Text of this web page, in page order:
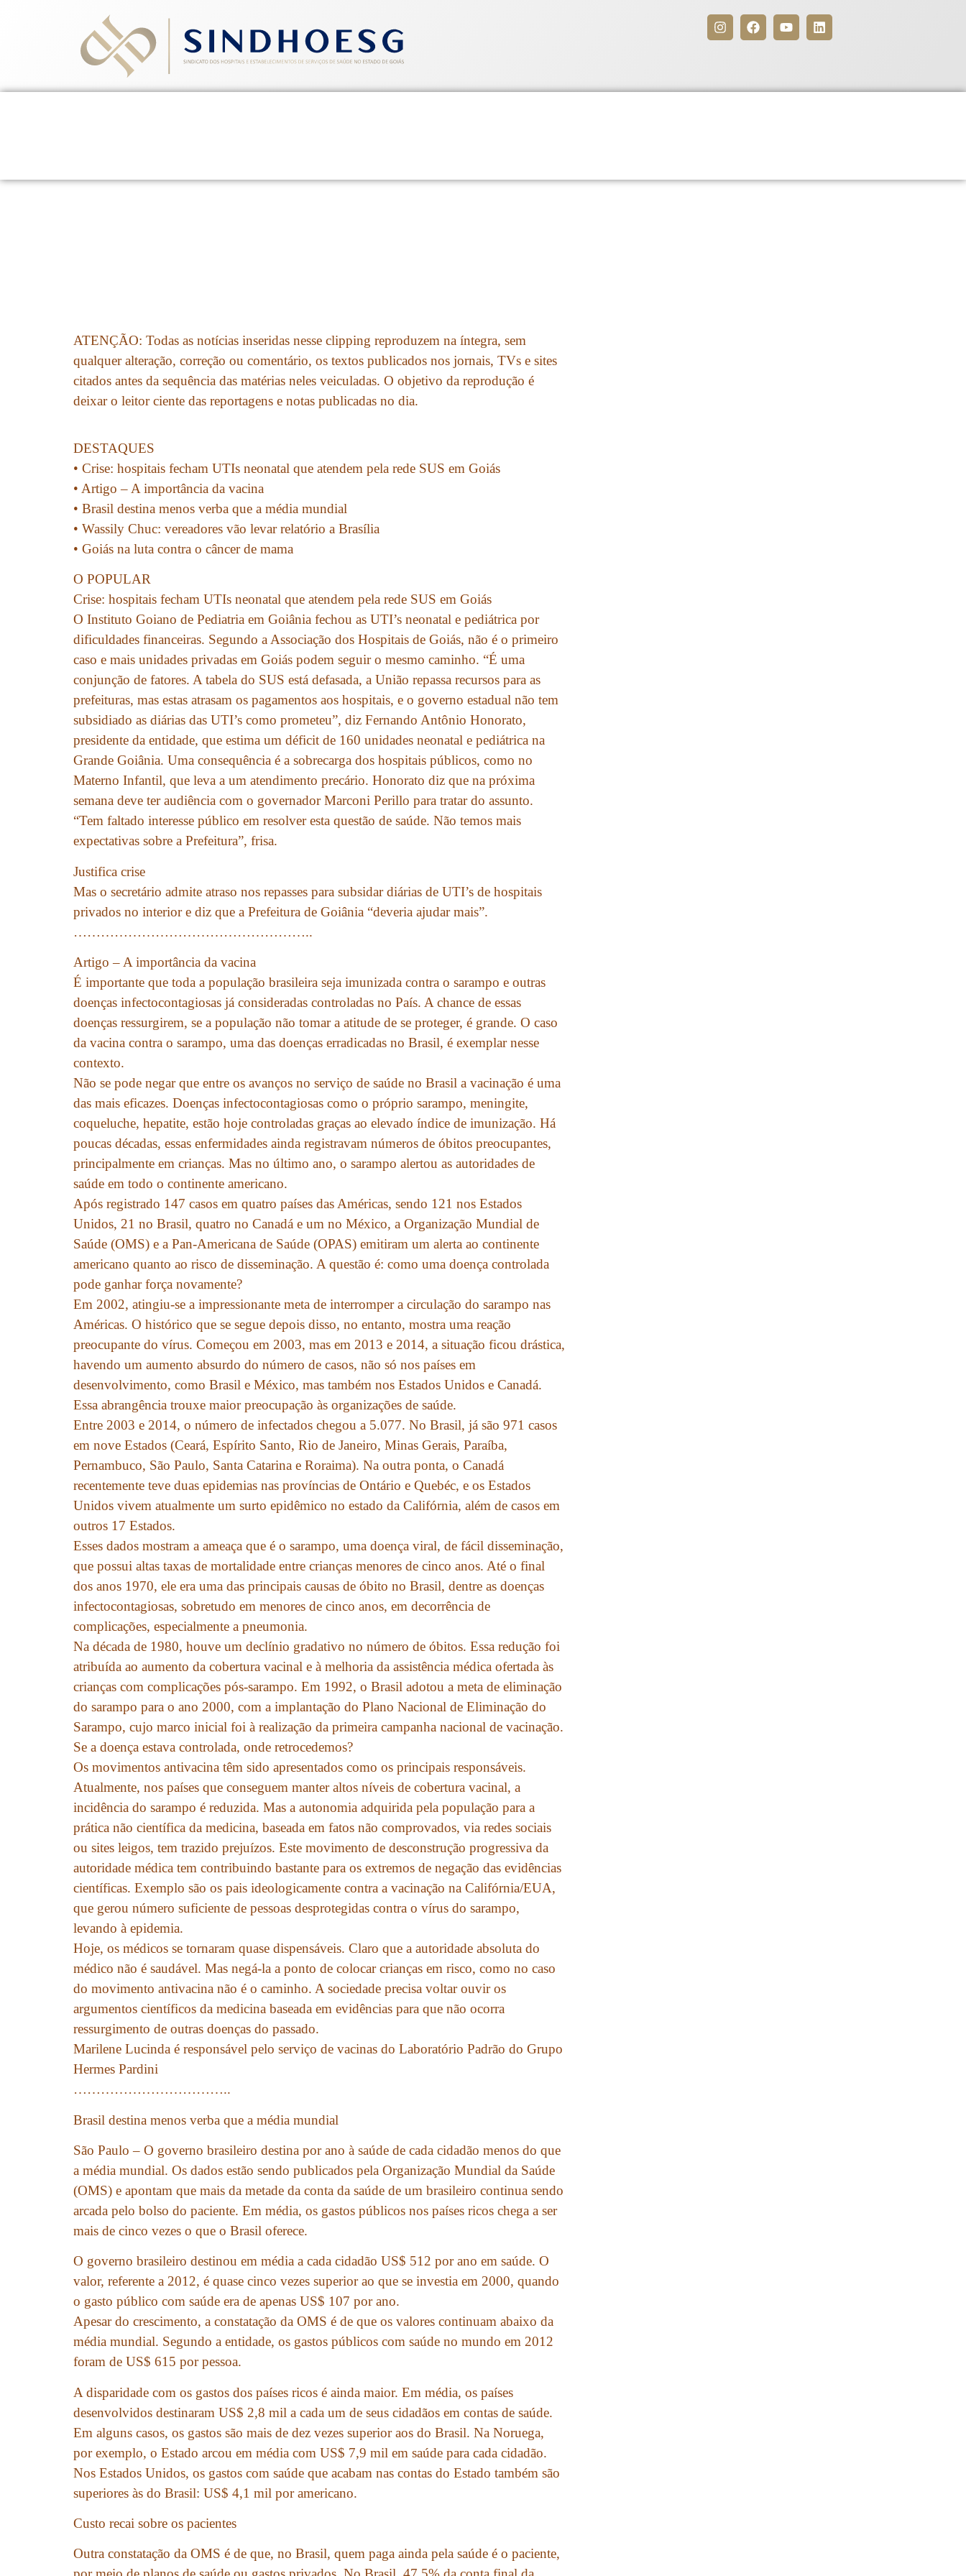
ATENÇÃO: Todas as notícias inseridas nesse clipping reproduzem na íntegra, sem
qualquer alteração, correção ou comentário, os textos publicados nos jornais, TVs e sites
citados antes da sequência das matérias neles veiculadas. O objetivo da reprodução é
deixar o leitor ciente das reportagens e notas publicadas no dia.
DESTAQUES
• Crise: hospitais fecham UTIs neonatal que atendem pela rede SUS em Goiás
• Artigo – A importância da vacina
• Brasil destina menos verba que a média mundial
• Wassily Chuc: vereadores vão levar relatório a Brasília
• Goiás na luta contra o câncer de mama
O POPULAR
Crise: hospitais fecham UTIs neonatal que atendem pela rede SUS em Goiás
O Instituto Goiano de Pediatria em Goiânia fechou as UTI’s neonatal e pediátrica por
dificuldades financeiras. Segundo a Associação dos Hospitais de Goiás, não é o primeiro
caso e mais unidades privadas em Goiás podem seguir o mesmo caminho. “É uma
conjunção de fatores. A tabela do SUS está defasada, a União repassa recursos para as
prefeituras, mas estas atrasam os pagamentos aos hospitais, e o governo estadual não tem
subsidiado as diárias das UTI’s como prometeu”, diz Fernando Antônio Honorato,
presidente da entidade, que estima um déficit de 160 unidades neonatal e pediátrica na
Grande Goiânia. Uma consequência é a sobrecarga dos hospitais públicos, como no
Materno Infantil, que leva a um atendimento precário. Honorato diz que na próxima
semana deve ter audiência com o governador Marconi Perillo para tratar do assunto.
“Tem faltado interesse público em resolver esta questão de saúde. Não temos mais
expectativas sobre a Prefeitura”, frisa.
Justifica crise
Mas o secretário admite atraso nos repasses para subsidar diárias de UTI’s de hospitais
privados no interior e diz que a Prefeitura de Goiânia “deveria ajudar mais”.
……………………………………………..
Artigo – A importância da vacina
É importante que toda a população brasileira seja imunizada contra o sarampo e outras
doenças infectocontagiosas já consideradas controladas no País. A chance de essas
doenças ressurgirem, se a população não tomar a atitude de se proteger, é grande. O caso
da vacina contra o sarampo, uma das doenças erradicadas no Brasil, é exemplar nesse
contexto.
Não se pode negar que entre os avanços no serviço de saúde no Brasil a vacinação é uma
das mais eficazes. Doenças infectocontagiosas como o próprio sarampo, meningite,
coqueluche, hepatite, estão hoje controladas graças ao elevado índice de imunização. Há
poucas décadas, essas enfermidades ainda registravam números de óbitos preocupantes,
principalmente em crianças. Mas no último ano, o sarampo alertou as autoridades de
saúde em todo o continente americano.
Após registrado 147 casos em quatro países das Américas, sendo 121 nos Estados
Unidos, 21 no Brasil, quatro no Canadá e um no México, a Organização Mundial de
Saúde (OMS) e a Pan-Americana de Saúde (OPAS) emitiram um alerta ao continente
americano quanto ao risco de disseminação. A questão é: como uma doença controlada
pode ganhar força novamente?
Em 2002, atingiu-se a impressionante meta de interromper a circulação do sarampo nas
Américas. O histórico que se segue depois disso, no entanto, mostra uma reação
preocupante do vírus. Começou em 2003, mas em 2013 e 2014, a situação ficou drástica,
havendo um aumento absurdo do número de casos, não só nos países em
desenvolvimento, como Brasil e México, mas também nos Estados Unidos e Canadá.
Essa abrangência trouxe maior preocupação às organizações de saúde.
Entre 2003 e 2014, o número de infectados chegou a 5.077. No Brasil, já são 971 casos
em nove Estados (Ceará, Espírito Santo, Rio de Janeiro, Minas Gerais, Paraíba,
Pernambuco, São Paulo, Santa Catarina e Roraima). Na outra ponta, o Canadá
recentemente teve duas epidemias nas províncias de Ontário e Quebéc, e os Estados
Unidos vivem atualmente um surto epidêmico no estado da Califórnia, além de casos em
outros 17 Estados.
Esses dados mostram a ameaça que é o sarampo, uma doença viral, de fácil disseminação,
que possui altas taxas de mortalidade entre crianças menores de cinco anos. Até o final
dos anos 1970, ele era uma das principais causas de óbito no Brasil, dentre as doenças
infectocontagiosas, sobretudo em menores de cinco anos, em decorrência de
complicações, especialmente a pneumonia.
Na década de 1980, houve um declínio gradativo no número de óbitos. Essa redução foi
atribuída ao aumento da cobertura vacinal e à melhoria da assistência médica ofertada às
crianças com complicações pós-sarampo. Em 1992, o Brasil adotou a meta de eliminação
do sarampo para o ano 2000, com a implantação do Plano Nacional de Eliminação do
Sarampo, cujo marco inicial foi à realização da primeira campanha nacional de vacinação.
Se a doença estava controlada, onde retrocedemos?
Os movimentos antivacina têm sido apresentados como os principais responsáveis.
Atualmente, nos países que conseguem manter altos níveis de cobertura vacinal, a
incidência do sarampo é reduzida. Mas a autonomia adquirida pela população para a
prática não científica da medicina, baseada em fatos não comprovados, via redes sociais
ou sites leigos, tem trazido prejuízos. Este movimento de desconstrução progressiva da
autoridade médica tem contribuindo bastante para os extremos de negação das evidências
científicas. Exemplo são os pais ideologicamente contra a vacinação na Califórnia/EUA,
que gerou número suficiente de pessoas desprotegidas contra o vírus do sarampo,
levando à epidemia.
Hoje, os médicos se tornaram quase dispensáveis. Claro que a autoridade absoluta do
médico não é saudável. Mas negá-la a ponto de colocar crianças em risco, como no caso
do movimento antivacina não é o caminho. A sociedade precisa voltar ouvir os
argumentos científicos da medicina baseada em evidências para que não ocorra
ressurgimento de outras doenças do passado.
Marilene Lucinda é responsável pelo serviço de vacinas do Laboratório Padrão do Grupo
Hermes Pardini
……………………………..
Brasil destina menos verba que a média mundial
São Paulo – O governo brasileiro destina por ano à saúde de cada cidadão menos do que
a média mundial. Os dados estão sendo publicados pela Organização Mundial da Saúde
(OMS) e apontam que mais da metade da conta da saúde de um brasileiro continua sendo
arcada pelo bolso do paciente. Em média, os gastos públicos nos países ricos chega a ser
mais de cinco vezes o que o Brasil oferece.
O governo brasileiro destinou em média a cada cidadão US$ 512 por ano em saúde. O
valor, referente a 2012, é quase cinco vezes superior ao que se investia em 2000, quando
o gasto público com saúde era de apenas US$ 107 por ano.
Apesar do crescimento, a constatação da OMS é de que os valores continuam abaixo da
média mundial. Segundo a entidade, os gastos públicos com saúde no mundo em 2012
foram de US$ 615 por pessoa.
A disparidade com os gastos dos países ricos é ainda maior. Em média, os países
desenvolvidos destinaram US$ 2,8 mil a cada um de seus cidadãos em contas de saúde.
Em alguns casos, os gastos são mais de dez vezes superior aos do Brasil. Na Noruega,
por exemplo, o Estado arcou em média com US$ 7,9 mil em saúde para cada cidadão.
Nos Estados Unidos, os gastos com saúde que acabam nas contas do Estado também são
superiores às do Brasil: US$ 4,1 mil por americano.
Custo recai sobre os pacientes
Outra constatação da OMS é de que, no Brasil, quem paga ainda pela saúde é o paciente,